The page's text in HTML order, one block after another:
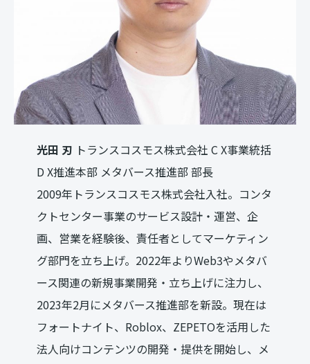
光田 刃 トランスコスモス株式会社 C X事業統括
D X推進本部 メタバース推進部 部長
2009年トランスコスモス株式会社入社。コンタ
クトセンター事業のサービス設計・運営、企
画、営業を経験後、責任者としてマーケティン
グ部門を立ち上げ。2022年よりWeb3やメタバ
ース関連の新規事業開発・立ち上げに注力し、
2023年2月にメタバース推進部を新設。現在は
フォートナイト、Roblox、ZEPETOを活用した
法人向けコンテンツの開発・提供を開始し、メ